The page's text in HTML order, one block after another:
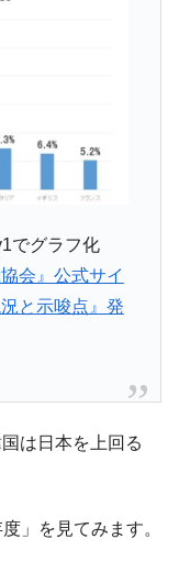
は合衆国企業に対
容範、株価暴落に
クス』2026年2Qの
比13.4倍に。
またも暗礁」の危
落・本日07月29
ーの二段コンボ
ように変質した
統計」面白い結果
嶺』は先進技術の
でグラフ化
会』公式サイ
と示唆点』発
は日本を上回る
」を見てみます。